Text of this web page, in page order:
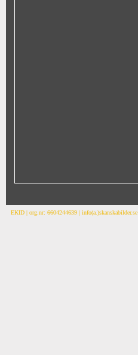
EKID | org.nr: 6604244639 | info(a.)skanskabilder.se